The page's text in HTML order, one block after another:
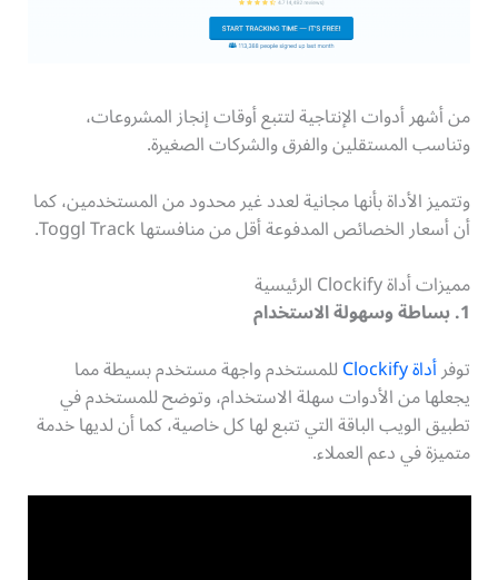
من أشهر أدوات الإنتاجية لتتبع أوقات إنجاز المشروعات،
وتناسب المستقلين والفرق والشركات الصغيرة.
وتتميز الأداة بأنها مجانية لعدد غير محدود من المستخدمين، كما
أن أسعار الخصائص المدفوعة أقل من منافستها Toggl Track.
مميزات أداة Clockify الرئيسية
1. بساطة وسهولة الاستخدام
توفرأداة Clockify للمستخدم واجهة مستخدم بسيطة مما
يجعلها من الأدوات سهلة الاستخدام، وتوضح للمستخدم في
تطبيق الويب الباقة التي تتبع لها كل خاصية، كما أن لديها خدمة
متميزة في دعم العملاء.